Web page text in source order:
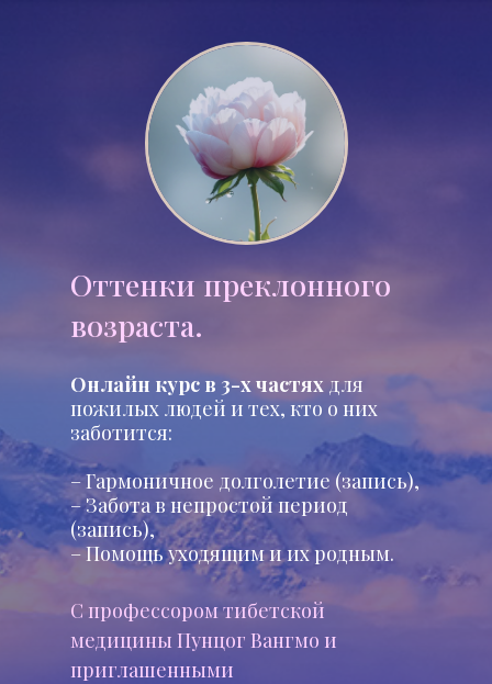
Оттенки преклонного
возраста.
С профессором тибетской
медицины Пунцог Вангмо и
приглашенными
Онлайн курс в 3-х частях для
пожилых людей и тех, кто о них
заботится:
– Гармоничное долголетие (запись),
– Забота в непростой период
(запись),
– Помощь уходящим и их родным.